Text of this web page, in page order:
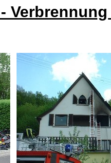
Verbrennung